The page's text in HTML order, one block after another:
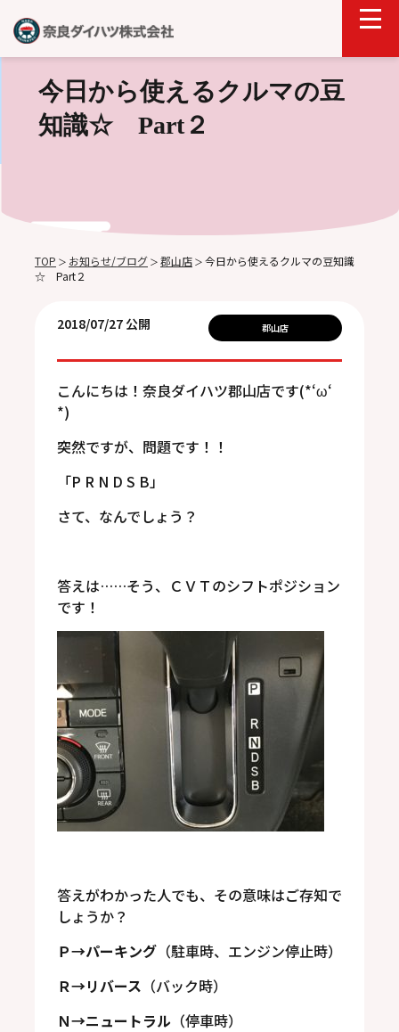
今日から使えるクルマの豆
知識☆ Part２
TOP ＞ お知らせ/ブログ ＞ 郡山店 ＞ 今日から使えるクルマの豆知識
☆ Part２
2018/07/27 公開 郡山店
こんにちは！奈良ダイハツ郡山店です(*‘ω‘
*)
突然ですが、問題です！！
「P R N D S B」
さて、なんでしょう？
答えは……そう、ＣＶＴのシフトポジション
です！
答えがわかった人でも、その意味はご存知で
しょうか？
Ｐ→パーキング （駐車時、エンジン停止時）
Ｒ→リバース （バック時）
Ｎ→ニュートラル （停車時）